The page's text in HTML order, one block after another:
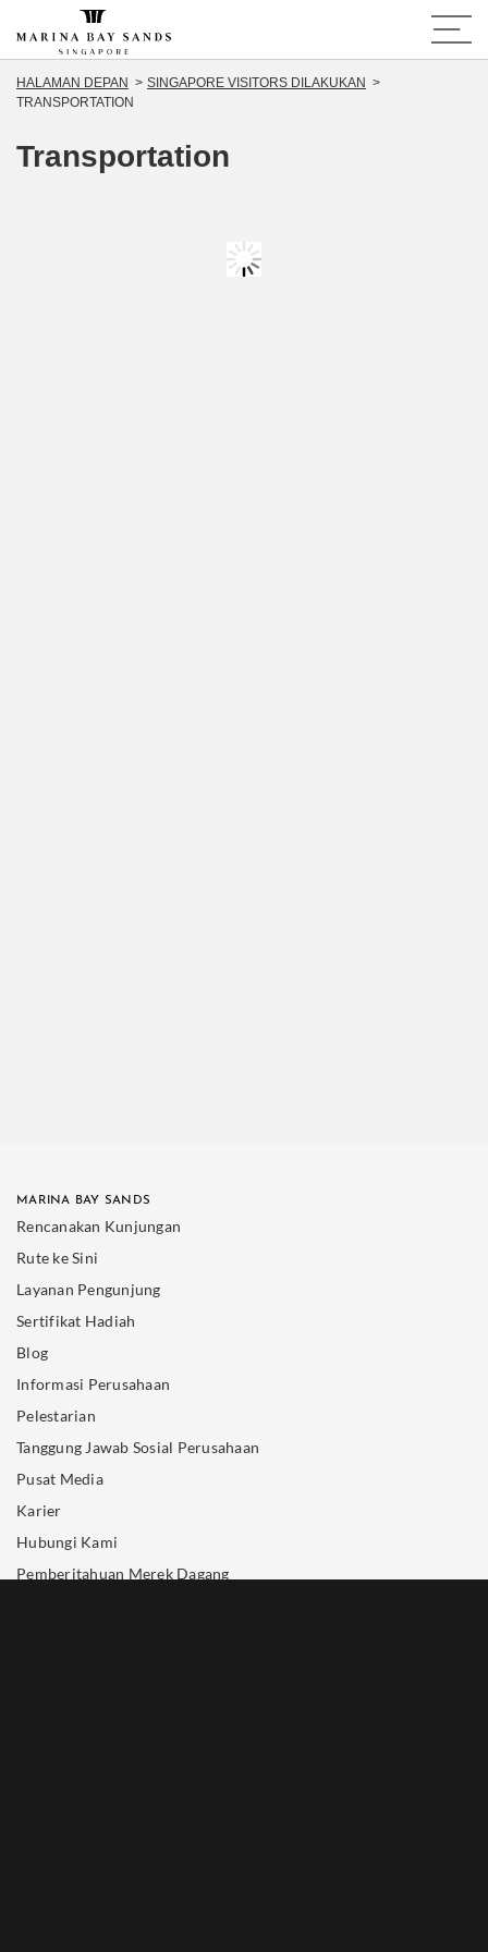
HALAMAN DEPAN
SINGAPORE VISITORS DILAKUKAN
TRANSPORTATION
Transportation
MARINA BAY SANDS
Rencanakan Kunjungan
Rute ke Sini
Layanan Pengunjung
Sertifikat Hadiah
Blog
Informasi Perusahaan
Pelestarian
Tanggung Jawab Sosial Perusahaan
Pusat Media
Karier
Hubungi Kami
Pemberitahuan Merek Dagang